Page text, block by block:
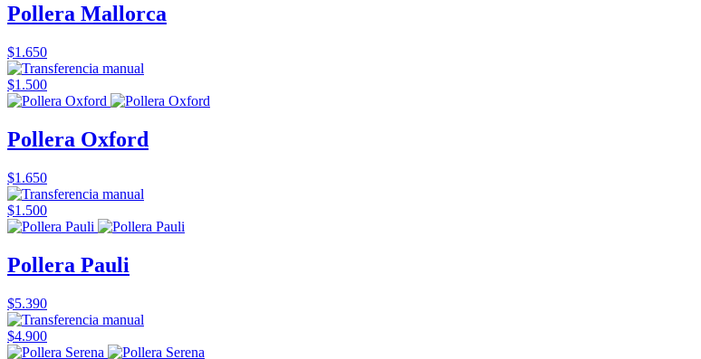
Pollera Mallorca
$1.650
$1.500
Pollera Oxford
$1.650
$1.500
Pollera Pauli
$5.390
$4.900